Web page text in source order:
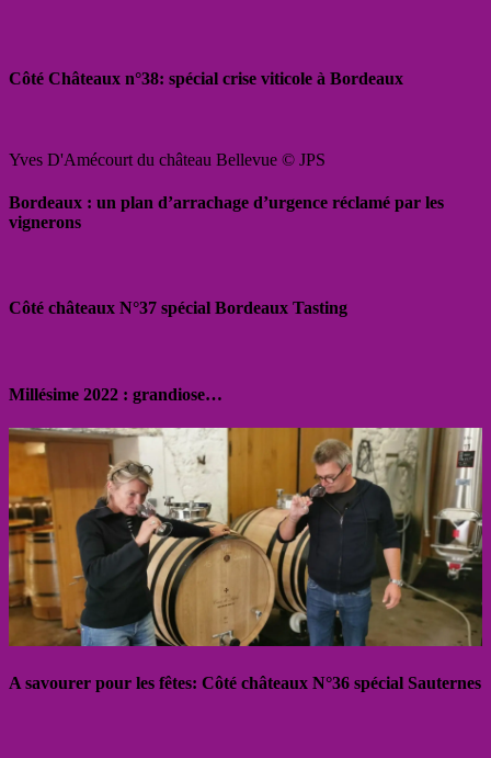
Côté Châteaux n°38: spécial crise viticole à Bordeaux
Yves D'Amécourt du château Bellevue © JPS
Bordeaux : un plan d’arrachage d’urgence réclamé par les
vignerons
Côté châteaux N°37 spécial Bordeaux Tasting
Millésime 2022 : grandiose…
A savourer pour les fêtes: Côté châteaux N°36 spécial Sauternes